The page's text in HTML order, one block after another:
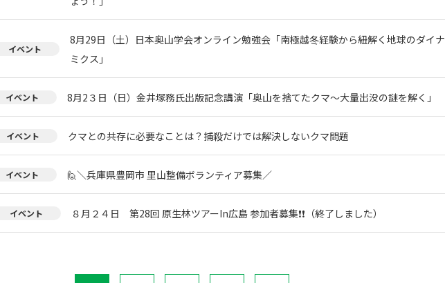
イベント
8月29日（土）日本奥山学会オンライン勉強会「南極越冬経験から紐解く地球のダイナ
ミクス」
イベント 8月2３日（日）金井塚務氏出版記念講演「奥山を捨てたクマ～大量出没の謎を解く」
イベント クマとの共存に必要なことは？捕殺だけでは解決しないクマ問題
イベント 🙋＼兵庫県豊岡市 里山整備ボランティア募集／
イベント ８月２４日 第28回 原生林ツアーIn広島 参加者募集❗❗（終了しました）